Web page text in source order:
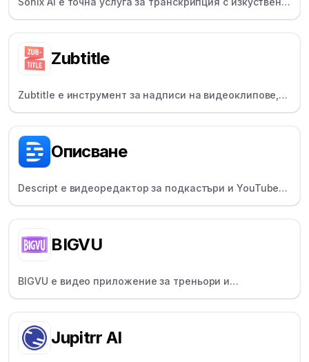
интелект за продуценти и журналисти, поддържаща
Zubtitle
Zubtitle е инструмент за надписи на видеоклипове,
който помага на създателите да добавят субтитри,
за социалните медии.
Описване
Descript е видеоредактор за подкастъри и YouTubers,
който позволява редактиране на видео като текст с
BIGVU
BIGVU е видео приложение за треньори и
преподаватели, оборудвано с функции за скриптове,
Jupitrr AI